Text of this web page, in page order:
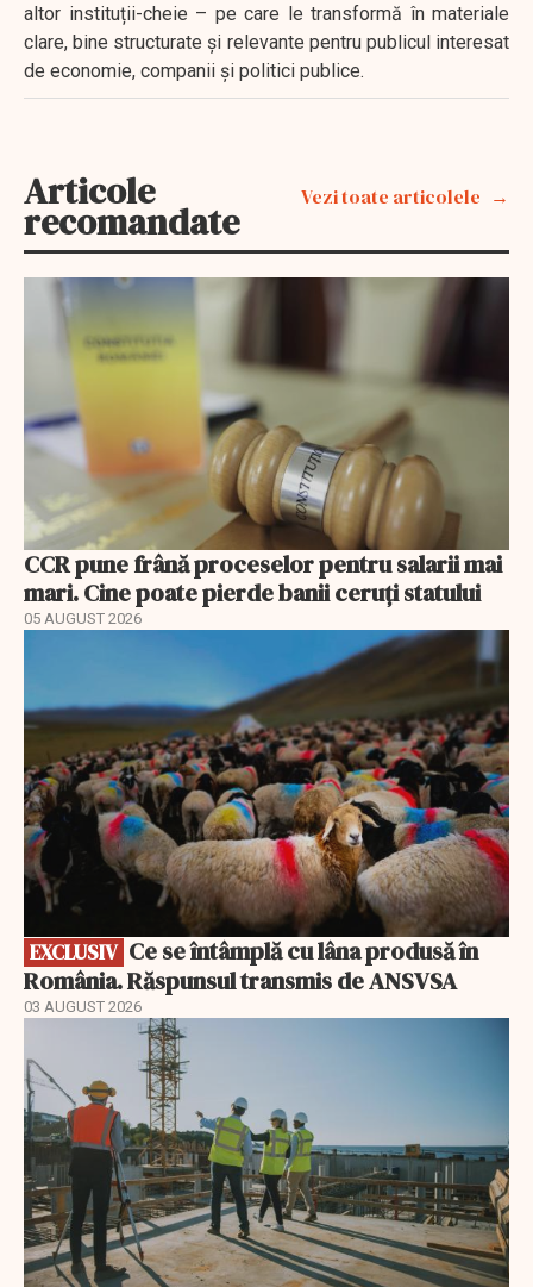
altor instituții-cheie – pe care le transformă în materiale
clare, bine structurate și relevante pentru publicul interesat
de economie, companii și politici publice.
Articole
recomandate
Vezi toate articolele
CCR pune frână proceselor pentru salarii mai
mari. Cine poate pierde banii ceruți statului
05 AUGUST 2026
EXCLUSIV
România. Răspunsul transmis de ANSVSA
03 AUGUST 2026